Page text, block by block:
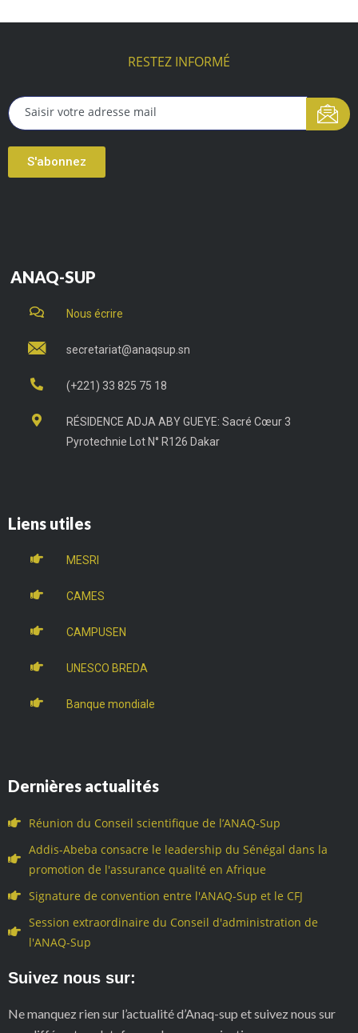
RESTEZ INFORMÉ
S'abonnez
ANAQ-SUP
Nous écrire
secretariat@anaqsup.sn
(+221) 33 825 75 18
RÉSIDENCE ADJA ABY GUEYE: Sacré Cœur 3
Pyrotechnie Lot N° R126 Dakar
Liens utiles
MESRI
CAMES
CAMPUSEN
UNESCO BREDA
Banque mondiale
Dernières actualités
Réunion du Conseil scientifique de l’ANAQ-Sup
Addis-Abeba consacre le leadership du Sénégal dans la
promotion de l'assurance qualité en Afrique
Signature de convention entre l'ANAQ-Sup et le CFJ
Session extraordinaire du Conseil d'administration de
l'ANAQ-Sup
Suivez nous sur:
Ne manquez rien sur l’actualité d’Anaq-sup et suivez nous sur